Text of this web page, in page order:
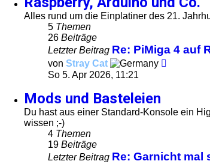
Alles rund um die Einplatiner des 21.
5 Themen
26 Beiträge
Letzter Beitrag Re: PiMiga 4 auf
von Stray Cat
So 5. Apr 2026, 11:21
Mods und Basteleien
Du hast aus einer Standard-Konsole ein
wissen ;-)
4 Themen
19 Beiträge
Letzter Beitrag Re: Garnicht